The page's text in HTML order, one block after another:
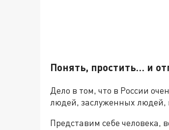
Понять, простить… и
Дело в том, что в России
людей, заслуженных людей,
Представим себе человека,